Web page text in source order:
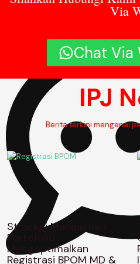
Via
Chat Via
IPJ
Berita terkini mengenai
Strategi Manajemen
Portofolio:
Mengoptimalkan
Registrasi BPOM MD &